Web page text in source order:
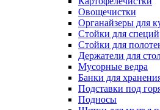
Овощечистки
Органайзеры для
Стойки для специй
Стойки для
Держатели для
Мусорные ведра
Банки для
Подставки под
Подносы